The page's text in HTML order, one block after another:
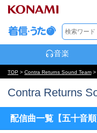
音楽
TOP > Contra Returns Sound Team >
Contra Returns
配信曲一覧【五十音順